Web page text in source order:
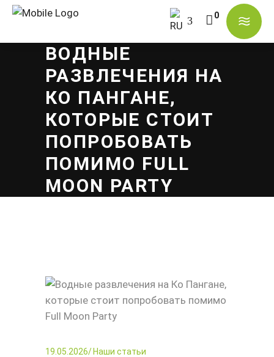
В корзине нет товаров.
ВОДНЫЕ
РАЗВЛЕЧЕНИЯ НА
КО ПАНГАНЕ,
КОТОРЫЕ СТОИТ
ПОПРОБОВАТЬ
ПОМИМО FULL
MOON PARTY
19.05.2026 Наши статьи